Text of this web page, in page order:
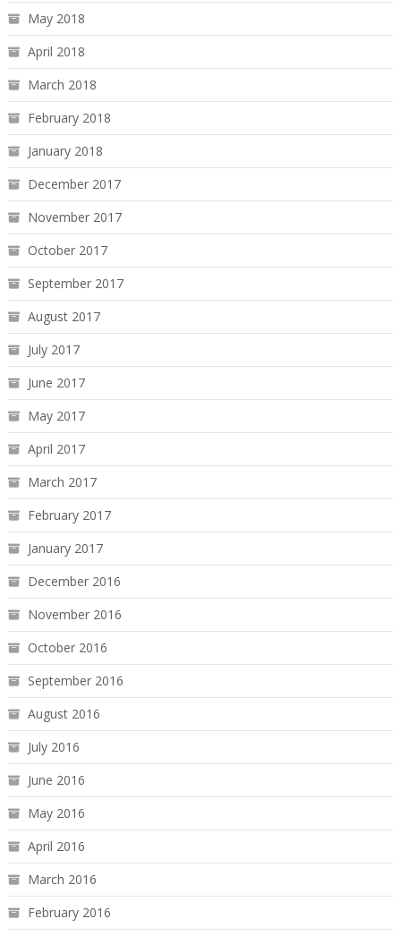
May 2018
April 2018
March 2018
February 2018
January 2018
December 2017
November 2017
October 2017
September 2017
August 2017
July 2017
June 2017
May 2017
April 2017
March 2017
February 2017
January 2017
December 2016
November 2016
October 2016
September 2016
August 2016
July 2016
June 2016
May 2016
April 2016
March 2016
February 2016